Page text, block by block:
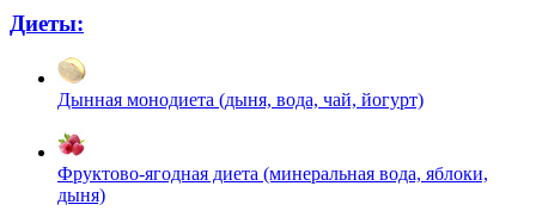
Диеты:
Дынная монодиета (дыня, вода, чай, йогурт)
Фруктово-ягодная диета (минеральная вода, яблоки,
дыня)